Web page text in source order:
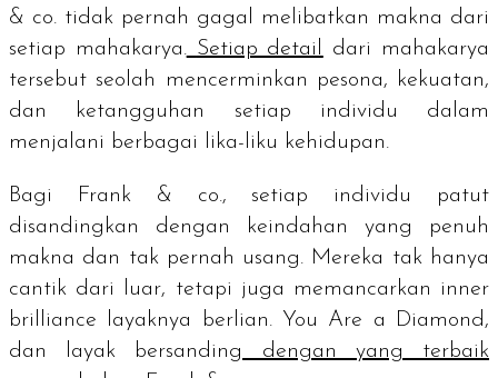
& co. tidak pernah gagal melibatkan makna dari
setiap mahakarya. Setiap detail dari mahakarya
tersebut seolah mencerminkan pesona, kekuatan,
dan ketangguhan setiap individu dalam
menjalani berbagai lika-liku kehidupan.
Bagi Frank & co., setiap individu patut
disandingkan dengan keindahan yang penuh
makna dan tak pernah usang. Mereka tak hanya
cantik dari luar, tetapi juga memancarkan inner
brilliance layaknya berlian. You Are a Diamond,
dan layak bersanding
dengan yang terbaik